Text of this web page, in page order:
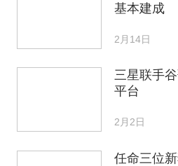
基本建成
2月14日
三星联手
平台
2月2日
任命三位